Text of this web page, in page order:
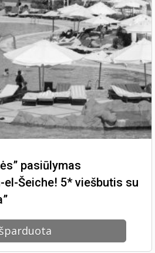
pasiūlymas
Šeiche! 5* viešbutis su